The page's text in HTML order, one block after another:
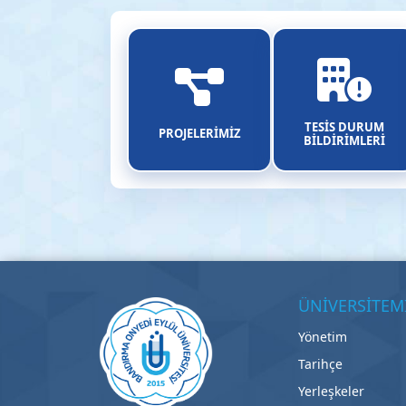
PROJELERİMİZ
TESİS DURUM
BİLDİRİMLERİ
Yönetim
Tarihçe
Yerleşkeler